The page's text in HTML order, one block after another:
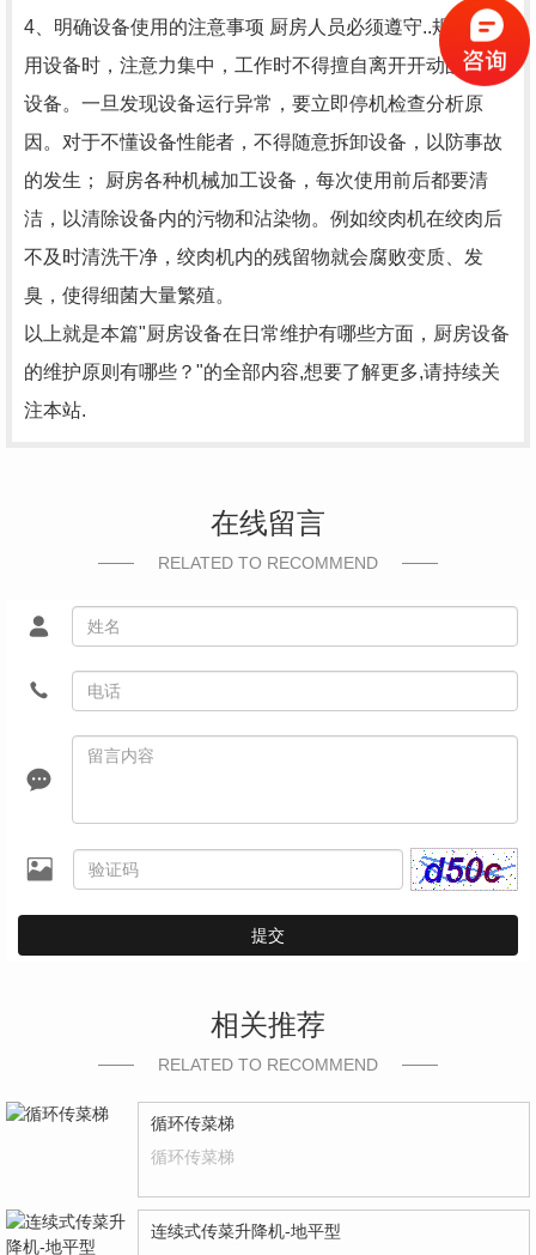
4、明确设备使用的注意事项 厨房人员必须遵守..规则，使
用设备时，注意力集中，工作时不得擅自离开开动的机械
设备。一旦发现设备运行异常，要立即停机检查分析原
因。对于不懂设备性能者，不得随意拆卸设备，以防事故
的发生； 厨房各种机械加工设备，每次使用前后都要清
洁，以清除设备内的污物和沾染物。例如绞肉机在绞肉后
不及时清洗干净，绞肉机内的残留物就会腐败变质、发
臭，使得细菌大量繁殖。
以上就是本篇"厨房设备在日常维护有哪些方面，厨房设备
的维护原则有哪些？"的全部内容,想要了解更多,请持续关
注本站.
在线留言
RELATED TO RECOMMEND
提交
相关推荐
RELATED TO RECOMMEND
循环传菜梯
循环传菜梯
连续式传菜升降机-地平型